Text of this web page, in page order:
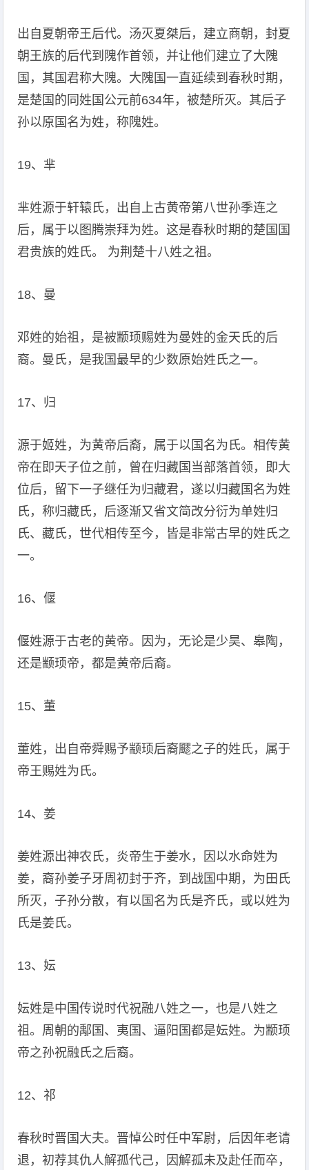
出自夏朝帝王后代。汤灭夏桀后，建立商朝，封夏
朝王族的后代到隗作首领，并让他们建立了大隗
国，其国君称大隗。大隗国一直延续到春秋时期，
是楚国的同姓国公元前634年，被楚所灭。其后子
孙以原国名为姓，称隗姓。
19、芈
芈姓源于轩辕氏，出自上古黄帝第八世孙季连之
后，属于以图腾崇拜为姓。这是春秋时期的楚国国
君贵族的姓氏。 为荆楚十八姓之祖。
18、曼
邓姓的始祖，是被颛顼赐姓为曼姓的金天氏的后
裔。曼氏，是我国最早的少数原始姓氏之一。
17、归
源于姬姓，为黄帝后裔，属于以国名为氏。相传黄
帝在即天子位之前，曾在归藏国当部落首领，即大
位后，留下一子继任为归藏君，遂以归藏国名为姓
氏，称归藏氏，后逐渐又省文简改分衍为单姓归
氏、藏氏，世代相传至今，皆是非常古早的姓氏之
一。
16、偃
偃姓源于古老的黄帝。因为，无论是少昊、皋陶，
还是颛顼帝，都是黄帝后裔。
15、董
董姓，出自帝舜赐予颛顼后裔飂之子的姓氏，属于
帝王赐姓为氏。
14、姜
姜姓源出神农氏，炎帝生于姜水，因以水命姓为
姜，裔孙姜子牙周初封于齐，到战国中期，为田氏
所灭，子孙分散，有以国名为氏是齐氏，或以姓为
氏是姜氏。
13、妘
妘姓是中国传说时代祝融八姓之一，也是八姓之
祖。周朝的鄅国、夷国、逼阳国都是妘姓。为颛顼
帝之孙祝融氏之后裔。
12、祁
春秋时晋国大夫。晋悼公时任中军尉，后因年老请
退，初荐其仇人解孤代己，因解孤未及赴任而卒，